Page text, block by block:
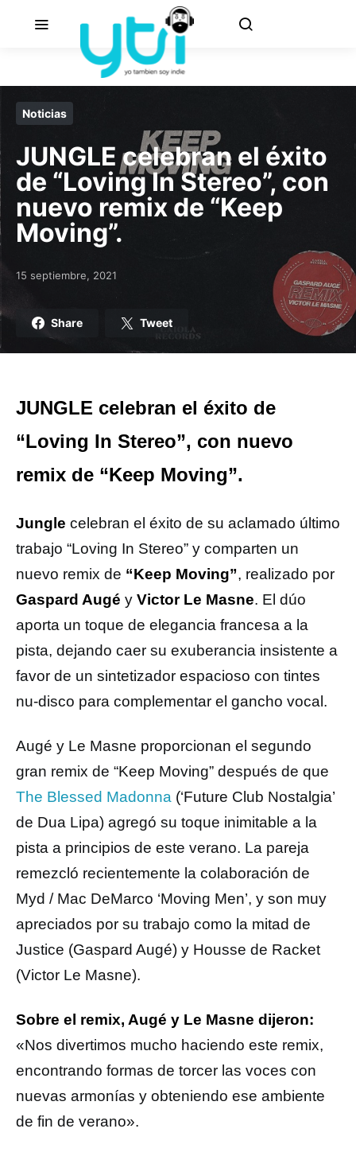
Noticias
JUNGLE celebran el éxito
de “Loving In Stereo”, con
nuevo remix de “Keep
Moving”.
Posted on
15 septiembre, 2021
Share Tweet
JUNGLE celebran el éxito de
“Loving In Stereo”, con nuevo
remix de “Keep Moving”.
Jungle celebran el éxito de su aclamado último
trabajo “Loving In Stereo” y comparten un
nuevo remix de “Keep Moving”, realizado por
Gaspard Augé y Victor Le Masne. El dúo
aporta un toque de elegancia francesa a la
pista, dejando caer su exuberancia insistente a
favor de un sintetizador espacioso con tintes
nu-disco para complementar el gancho vocal.
Augé y Le Masne proporcionan el segundo
gran remix de “Keep Moving” después de que
The Blessed Madonna (‘Future Club Nostalgia’
de Dua Lipa) agregó su toque inimitable a la
pista a principios de este verano. La pareja
remezcló recientemente la colaboración de
Myd / Mac DeMarco ‘Moving Men’, y son muy
apreciados por su trabajo como la mitad de
Justice (Gaspard Augé) y Housse de Racket
(Victor Le Masne).
Sobre el remix, Augé y Le Masne dijeron:
«Nos divertimos mucho haciendo este remix,
encontrando formas de torcer las voces con
nuevas armonías y obteniendo ese ambiente
de fin de verano».